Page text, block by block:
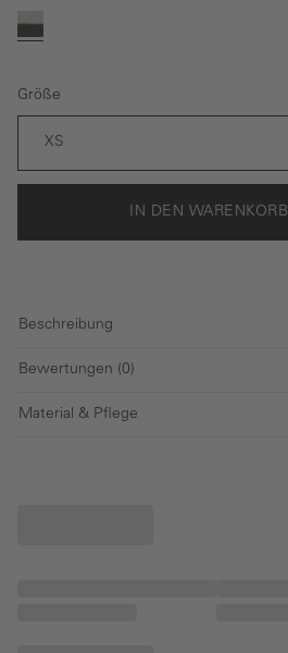
Grau
Größe
XS
IN DEN WARENKORB
Beschreibung
Bewertungen (0)
Material & Pflege